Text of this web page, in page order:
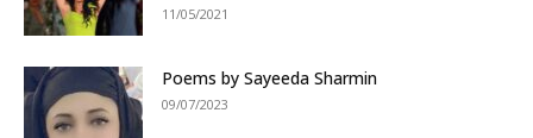
11/05/2021
Poems by Sayeeda Sharmin
09/07/2023